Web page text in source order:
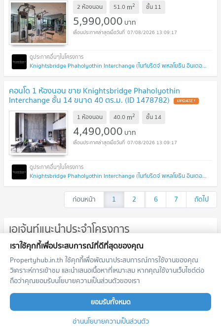
2 ห้องนอน 51.0 m2 ชั้น 11
5,990,000 บาท
07/08/2026 13:09:17
Knightsbridge Phaholyothin Interchange (ไนท์บริดจ์ พหลโยธิน อินเตอร์เชนจ์)
คอนโด 1 ห้องนอน ขาย Knightsbridge Phaholyothin
Interchange ชั้น 14 ขนาด 40 ตร.ม. (ID 1478782) UPDATE !
1 ห้องนอน 40.0 m2 ชั้น 14
4,490,000 บาท
07/08/2026 13:09:17
Knightsbridge Phaholyothin Interchange (ไนท์บริดจ์ พหลโยธิน อินเตอร์เชนจ์)
ก่อนหน้า 1 2 ...
6 7 ถัดไป
เอเจ้นท์แนะนำประจำโครงการ
ตำแหน่งนี้ยังว่างอยู่
สมัครเป็นนายหน้าแนะนำในพื้นที่นี้
เพิ่มโอกาสสอบถาม รับฝาก เช่า/ขาย อสังหาฯ
เราใช้คุกกี้เพื่อประสบการณ์ที่ดีที่สุดของคุณ
Propertyhub.in.th ใช้คุกกี้เพื่อพัฒนาประสบการณ์การใช้งานของคุณ
วิเคราะห์การเข้าชม และนำเสนอเนื้อหาที่เหมาะสม หากคุณใช้งานเว็บไซต์ต่อ
ถือว่าคุณยอมรับนโยบายความเป็นส่วนตัวของเรา
ยอมรับทั้งหมด
อ่านนโยบายความเป็นส่วนตัว